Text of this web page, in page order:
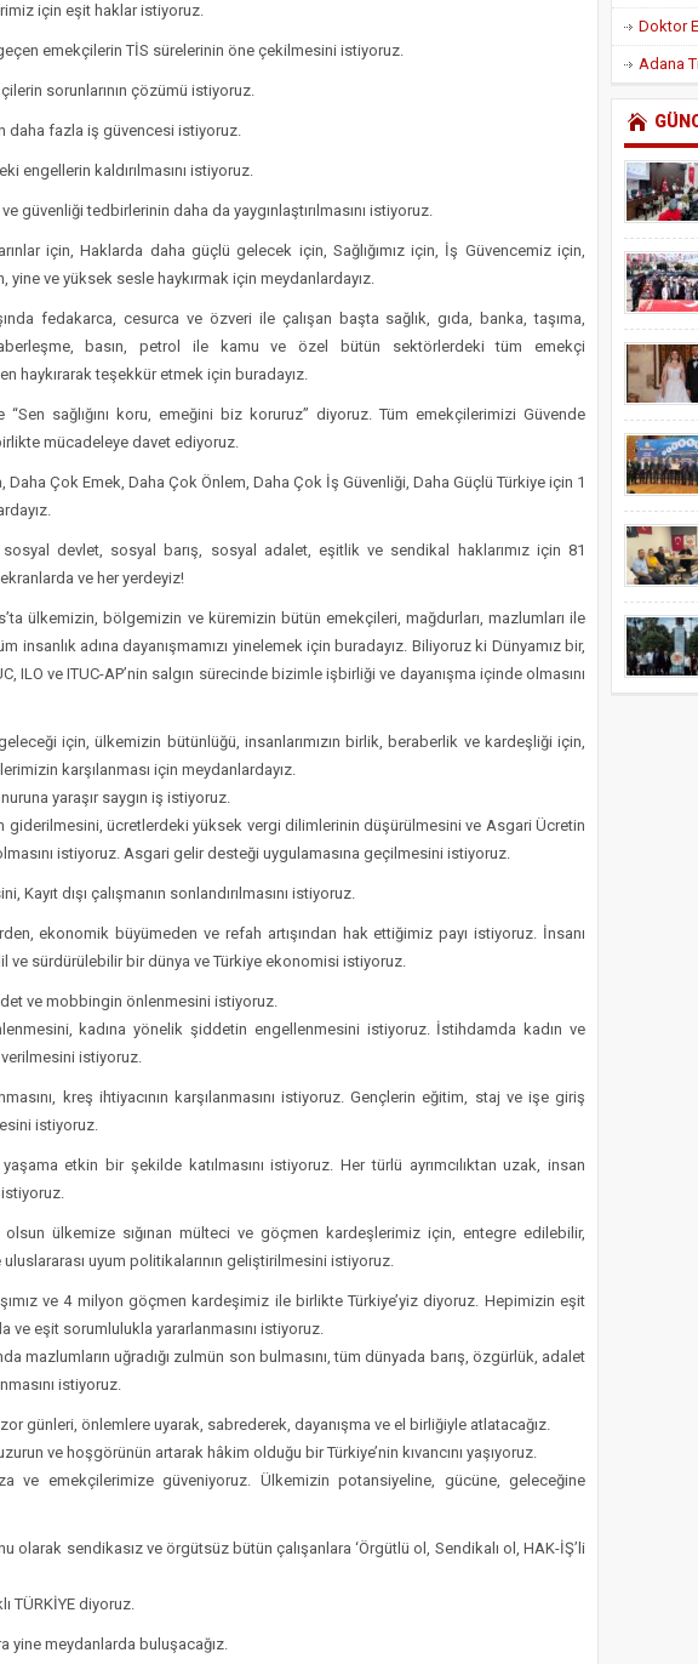
için eşit haklar istiyoruz.
emekçilerin TİS sürelerinin öne çekilmesini istiyoruz.
sorunlarının çözümü istiyoruz.
daha fazla iş güvencesi istiyoruz.
engellerin kaldırılmasını istiyoruz.
güvenliği tedbirlerinin daha da yaygınlaştırılmasını istiyoruz.
için, Haklarda daha güçlü gelecek için, Sağlığımız için, İş Güvencemiz için,
yine ve yüksek sesle haykırmak için meydanlardayız.
fedakarca, cesurca ve özveri ile çalışan başta sağlık, gıda, banka, taşıma,
basın, petrol ile kamu ve özel bütün sektörlerdeki tüm emekçi
haykırarak teşekkür etmek için buradayız.
“Sen sağlığını koru, emeğini biz koruruz” diyoruz. Tüm emekçilerimizi Güvende
mücadeleye davet ediyoruz.
Daha Çok Emek, Daha Çok Önlem, Daha Çok İş Güvenliği, Daha Güçlü Türkiye için 1
devlet, sosyal barış, sosyal adalet, eşitlik ve sendikal haklarımız için 81
ve her yerdeyiz!
ülkemizin, bölgemizin ve küremizin bütün emekçileri, mağdurları, mazlumları ile
insanlık adına dayanışmamızı yinelemek için buradayız. Biliyoruz ki Dünyamız bir,
ILO ve ITUC-AP’nin salgın sürecinde bizimle işbirliği ve dayanışma içinde olmasını
için, ülkemizin bütünlüğü, insanlarımızın birlik, beraberlik ve kardeşliği için,
karşılanması için meydanlardayız.
yaraşır saygın iş istiyoruz.
giderilmesini, ücretlerdeki yüksek vergi dilimlerinin düşürülmesini ve Asgari Ücretin
istiyoruz. Asgari gelir desteği uygulamasına geçilmesini istiyoruz.
Kayıt dışı çalışmanın sonlandırılmasını istiyoruz.
ekonomik büyümeden ve refah artışından hak ettiğimiz payı istiyoruz. İnsanı
ve sürdürülebilir bir dünya ve Türkiye ekonomisi istiyoruz.
ve mobbingin önlenmesini istiyoruz.
kadına yönelik şiddetin engellenmesini istiyoruz. İstihdamda kadın ve
istiyoruz.
kreş ihtiyacının karşılanmasını istiyoruz. Gençlerin eğitim, staj ve işe giriş
istiyoruz.
etkin bir şekilde katılmasını istiyoruz. Her türlü ayrımcılıktan uzak, insan
ülkemize sığınan mülteci ve göçmen kardeşlerimiz için, entegre edilebilir,
uyum politikalarının geliştirilmesini istiyoruz.
ve 4 milyon göçmen kardeşimiz ile birlikte Türkiye’yiz diyoruz. Hepimizin eşit
ve eşit sorumlulukla yararlanmasını istiyoruz.
mazlumların uğradığı zulmün son bulmasını, tüm dünyada barış, özgürlük, adalet
istiyoruz.
günleri, önlemlere uyarak, sabrederek, dayanışma ve el birliğiyle atlatacağız.
ve hoşgörünün artarak hâkim olduğu bir Türkiye’nin kıvancını yaşıyoruz.
ve emekçilerimize güveniyoruz. Ülkemizin potansiyeline, gücüne, geleceğine
olarak sendikasız ve örgütsüz bütün çalışanlara ‘Örgütlü ol, Sendikalı ol, HAK-İŞ’li
TÜRKİYE diyoruz.
yine meydanlarda buluşacağız.